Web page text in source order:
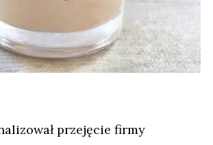
przejęcie firmy